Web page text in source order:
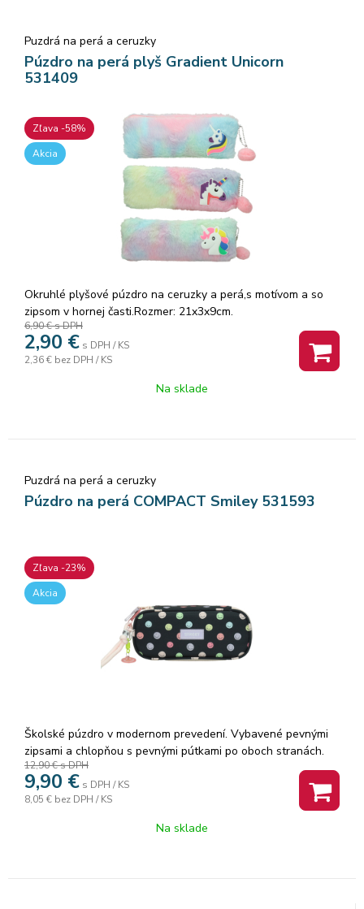
Puzdrá na perá a ceruzky
Púzdro na perá plyš Gradient Unicorn
531409
Zľava -58%
Akcia
Okruhlé plyšové púzdro na ceruzky a perá,s motívom a so
zipsom v hornej časti.Rozmer: 21x3x9cm.
6,90 €s DPH
2,90 € s DPH / KS
2,36 € bez DPH / KS
Na sklade
Puzdrá na perá a ceruzky
Púzdro na perá COMPACT Smiley 531593
Zľava -23%
Akcia
Školské púzdro v modernom prevedení. Vybavené pevnými
zipsami a chlopňou s pevnými pútkami po oboch stranách.
Pod chlopňou je miesto pre volné uloženie písacích potrieb či
iných drobností. Vhodné pre školákov na 2. stupni a starších
študentov. Puzdro je ľahko umývateľné.Rozmer: 22x10x5cm.
12,90 €s DPH
9,90 € s DPH / KS
8,05 € bez DPH / KS
Na sklade